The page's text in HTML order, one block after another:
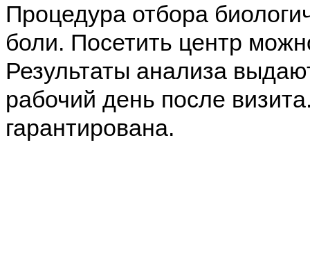
Процедура отбора
боли. Посетить центр
Результаты анализа
рабочий день после
гарантирована.